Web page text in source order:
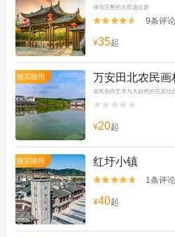
保存完整的古窑遗址群

 9条评论
¥35起
随买随用 万安田北农民画
农民创作艺术与大自然的完美结


¥20起
随买随用 红圩小镇

 1条评论
¥40起